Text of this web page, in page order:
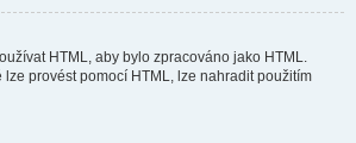
HTML, aby bylo zpracováno jako HTML.
lze provést pomocí HTML, lze nahradit použitím